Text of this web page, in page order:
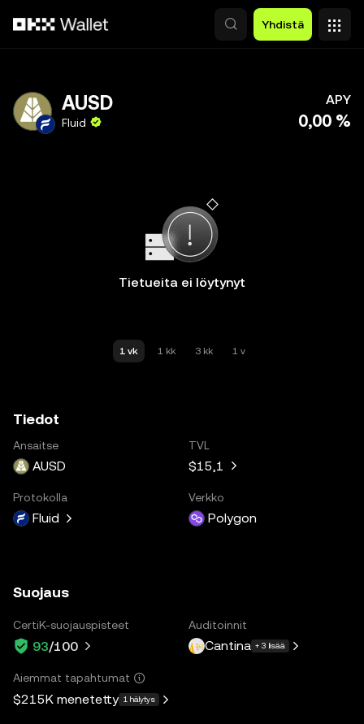
Yhdistä
AUSD
Fluid
APY
0,00 %
Tietueita ei löytynyt
1 vk 1 kk 3 kk 1 v
Tiedot
Ansaitse
AUSD
TVL
$15,1
Protokolla
Fluid
Verkko
Polygon
Suojaus
CertiK-suojauspisteet
93/100
Auditoinnit
Cantina + 3 lisää
Aiemmat tapahtumat
$215K menetetty 1 hälytys